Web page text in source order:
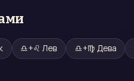
♎+♌ Лев ♎+♍ Дева